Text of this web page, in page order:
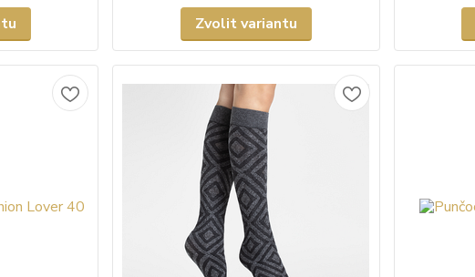
Zvolit variantu